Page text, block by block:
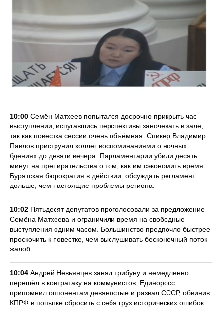
10:00 Семён Матхеев попытался досрочно прикрыть час
выступлений, испугавшись перспективы заночевать в зале,
так как повестка сессии очень объёмная. Спикер Владимир
Павлов приструнил коллег воспоминаниями о ночных
бдениях до девяти вечера. Парламентарии убили десять
минут на препирательства о том, как им сэкономить время.
Бурятская бюрократия в действии: обсуждать регламент
дольше, чем настоящие проблемы региона.
10:02 Пятьдесят депутатов проголосовали за предложение
Семёна Матхеева и ограничили время на свободные
выступления одним часом. Большинство предпочло быстрее
проскочить к повестке, чем выслушивать бесконечный поток
жалоб.
10:04 Андрей Невьянцев занял трибуну и немедленно
перешёл в контратаку на коммунистов. Единоросс
припомнил оппонентам девяностые и развал СССР, обвинив
КПРФ в попытке сбросить с себя груз исторических ошибок.